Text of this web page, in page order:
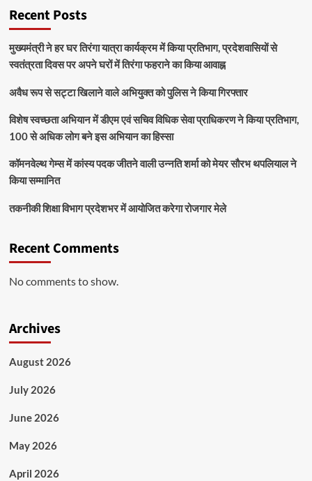
Recent Posts
मुख्यमंत्री ने हर घर तिरंगा यात्रा कार्यक्रम में किया प्रतिभाग, प्रदेशवासियों से
स्वतंत्रता दिवस पर अपने घरों में तिरंगा फहराने का किया आवाह्न
अवैध रूप से सट्टा खिलाने वाले अभियुक्त को पुलिस ने किया गिरफ्तार
विशेष स्वच्छता अभियान में डीएम एवं सचिव विधिक सेवा प्राधिकरण ने किया प्रतिभाग,
100 से अधिक लोग बने इस अभियान का हिस्सा
कॉमनवेल्थ गेम्स में कांस्य पदक जीतने वाली उन्नति शर्मा को मेयर सौरभ थपलियाल ने
किया सम्मानित
तकनीकी शिक्षा विभाग प्रदेशभर में आयोजित करेगा रोजगार मेले
Recent Comments
No comments to show.
Archives
August 2026
July 2026
June 2026
May 2026
April 2026